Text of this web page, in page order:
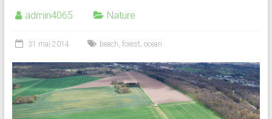
admin4065 Nature
31 mai 2014 beach, forest, ocean